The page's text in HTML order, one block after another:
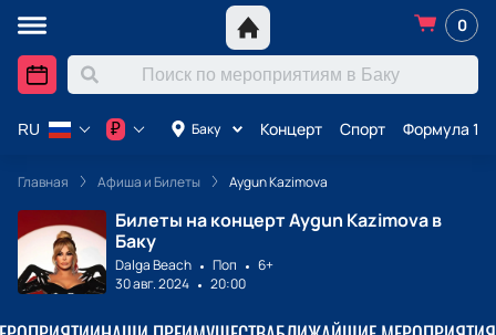
0
Баку Концерт Спорт Формула 1
RU ₽
Главная Афиша и Билеты Aygun Kazimova
Билеты на концерт Aygun Kazimova в
Баку
Dalga Beach Поп
6+
30 авг. 2024
20:00